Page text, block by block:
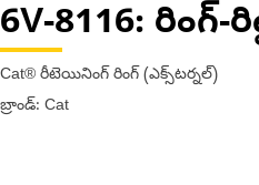
6V-8116: రింగ్-
Cat® రీటెయినింగ్ రింగ్ (ఎక్స్‌టర్నల్)
బ్రాండ్: Cat